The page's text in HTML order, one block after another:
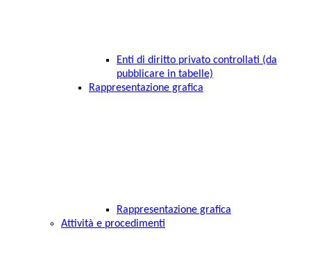
Enti di diritto privato controllati (da
pubblicare in tabelle)
Rappresentazione grafica
Rappresentazione grafica
Attività e procedimenti